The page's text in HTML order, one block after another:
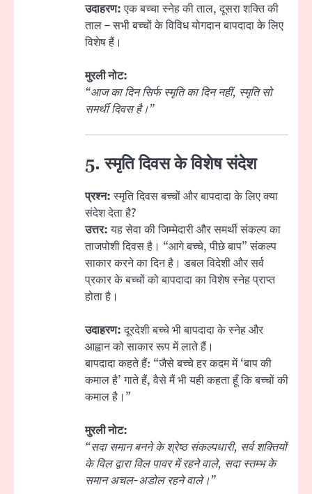
उदाहरण:एक बच्चा स्नेह की ताल, दूसरा शक्ति की
ताल – सभी बच्चों के विविध योगदान बापदादा के लिए
विशेष हैं।
मुरली नोट:
“आज का दिन सिर्फ स्मृति का दिन नहीं, स्मृति सो
समर्थी दिवस है।”
5. स्मृति दिवस के विशेष संदेश
प्रश्न:स्मृति दिवस बच्चों और बापदादा के लिए क्या
संदेश देता है?
उत्तर:यह सेवा की जिम्मेदारी और समर्थी संकल्प का
ताजपोशी दिवस है। “आगे बच्चे, पीछे बाप” संकल्प
साकार करने का दिन है। डबल विदेशी और सर्व
प्रकार के बच्चों को बापदादा का विशेष स्नेह प्राप्त
होता है।
उदाहरण:दूरदेशी बच्चे भी बापदादा के स्नेह और
आह्वान को साकार रूप में लाते हैं।
बापदादा कहते हैं: “जैसे बच्चे हर कदम में ‘बाप की
कमाल है’ गाते हैं, वैसे मैं भी यही कहता हूँ कि बच्चों की
कमाल है।”
मुरली नोट:
“सदा समान बनने के श्रेष्ठ संकल्पधारी, सर्व शक्तियों
के विल द्वारा विल पावर में रहने वाले, सदा स्तम्भ के
समान अचल-अडोल रहने वाले।”